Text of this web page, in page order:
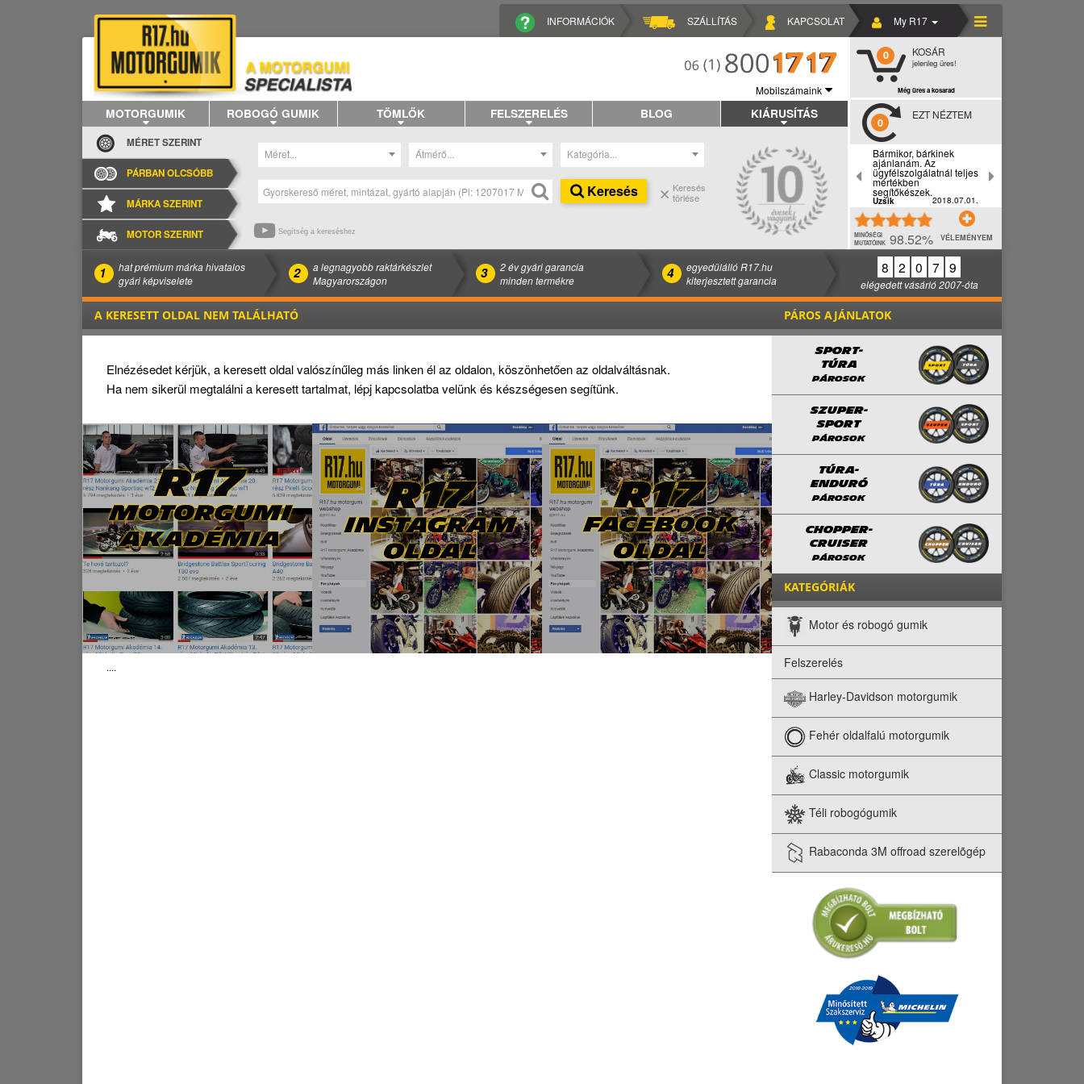
INFORMÁCIÓK SZÁLLÍTÁS KAPCSOLAT My R17
Mobilszámaink
MOTORGUMIK ROBOGÓ GUMIK TÖMLŐK FELSZERELÉS BLOG KIÁRUSÍTÁS
MÉRET SZERINT
PÁRBAN OLCSÓBB
MÁRKA SZERINT
MOTOR SZERINT
Méret... Átmérő... Kategória...
Keresés
Keresés
törlése
Segítség a kereséshez
0 KOSÁR
jelenleg üres!
Még üres a kosarad
0
EZT NÉZTEM
Bármikor, bárkinek
ajánlanám. Az
ügyfélszolgálatnál teljes
mértékben
segítőkészek.
Uzsik 2018.07.01.
MINŐSÉGI
MUTATÓINK 98.52% VÉLEMÉNYEM
1
hat prémium márka hivatalos
gyári képviselete
2
a legnagyobb raktárkészlet
Magyarországon
3
2 év gyári garancia
minden termékre
4
egyedülálló R17.hu
kiterjesztett garancia
8 2 0 7 9
elégedett vásárló 2007-óta
A KERESETT OLDAL NEM TALÁLHATÓ
Elnézésedet kérjük, a keresett oldal valószínűleg más linken él az oldalon, köszönhetően az oldalváltásnak.
Ha nem sikerül megtalálni a keresett tartalmat, lépj kapcsolatba velünk és készségesen segítünk.
....
PÁROS AJÁNLATOK
SPORT-
TÚRA
PÁROSOK
SZUPER-
SPORT
PÁROSOK
TÚRA-
ENDURÓ
PÁROSOK
CHOPPER-
CRUISER
PÁROSOK
KATEGÓRIÁK
Motor és robogó gumik
Felszerelés
Harley-Davidson motorgumik
Fehér oldalfalú motorgumik
Classic motorgumik
Téli robogógumik
Rabaconda 3M offroad szerelõgép